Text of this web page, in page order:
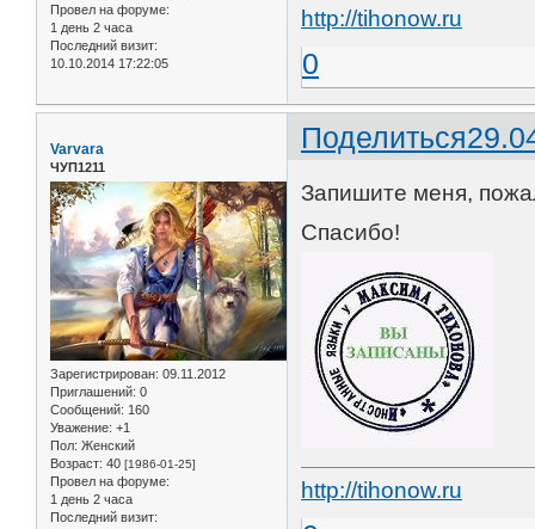
Провел на форуме:
1 день 2 часа
Последний визит:
10.10.2014 17:22:05
http://tihonow.ru
0
Поделиться
Varvara
ЧУП1211
Зарегистрирован: 09.11.2012
Приглашений: 0
Сообщений: 160
Уважение: +1
Пол: Женский
Возраст: 40 [1986-01-25]
Провел на форуме:
1 день 2 часа
Последний визит:
Запишите меня,
Спасибо!
http://tihonow.ru